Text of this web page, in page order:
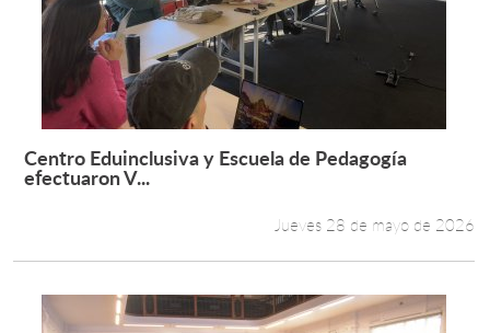
Leer más +
Centro Eduinclusiva y Escuela de Pedagogía
efectuaron V...
Jueves 28 de mayo de 2026